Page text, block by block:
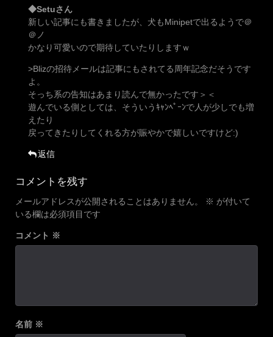
◆Setuさん
新しい記事にも書きましたが、犬もMinipetで出るようで＠
＠ノ
かなり可愛いので期待していたりしますｗ
>Blizの招待メールは記事にもされてる周年記念だそうです
よ。
そっち系の告知はあまり読んで無かったです＞＜
遊んでいる側としては、そういうｷｬﾝﾍﾟｰﾝで人が少しでも増
えたり
戻ってきたりしてくれる方が賑やかで嬉しいですけど:)
返信
コメントを残す
メールアドレスが公開されることはありません。 ※ が付いて
いる欄は必須項目です
コメント ※
名前 ※